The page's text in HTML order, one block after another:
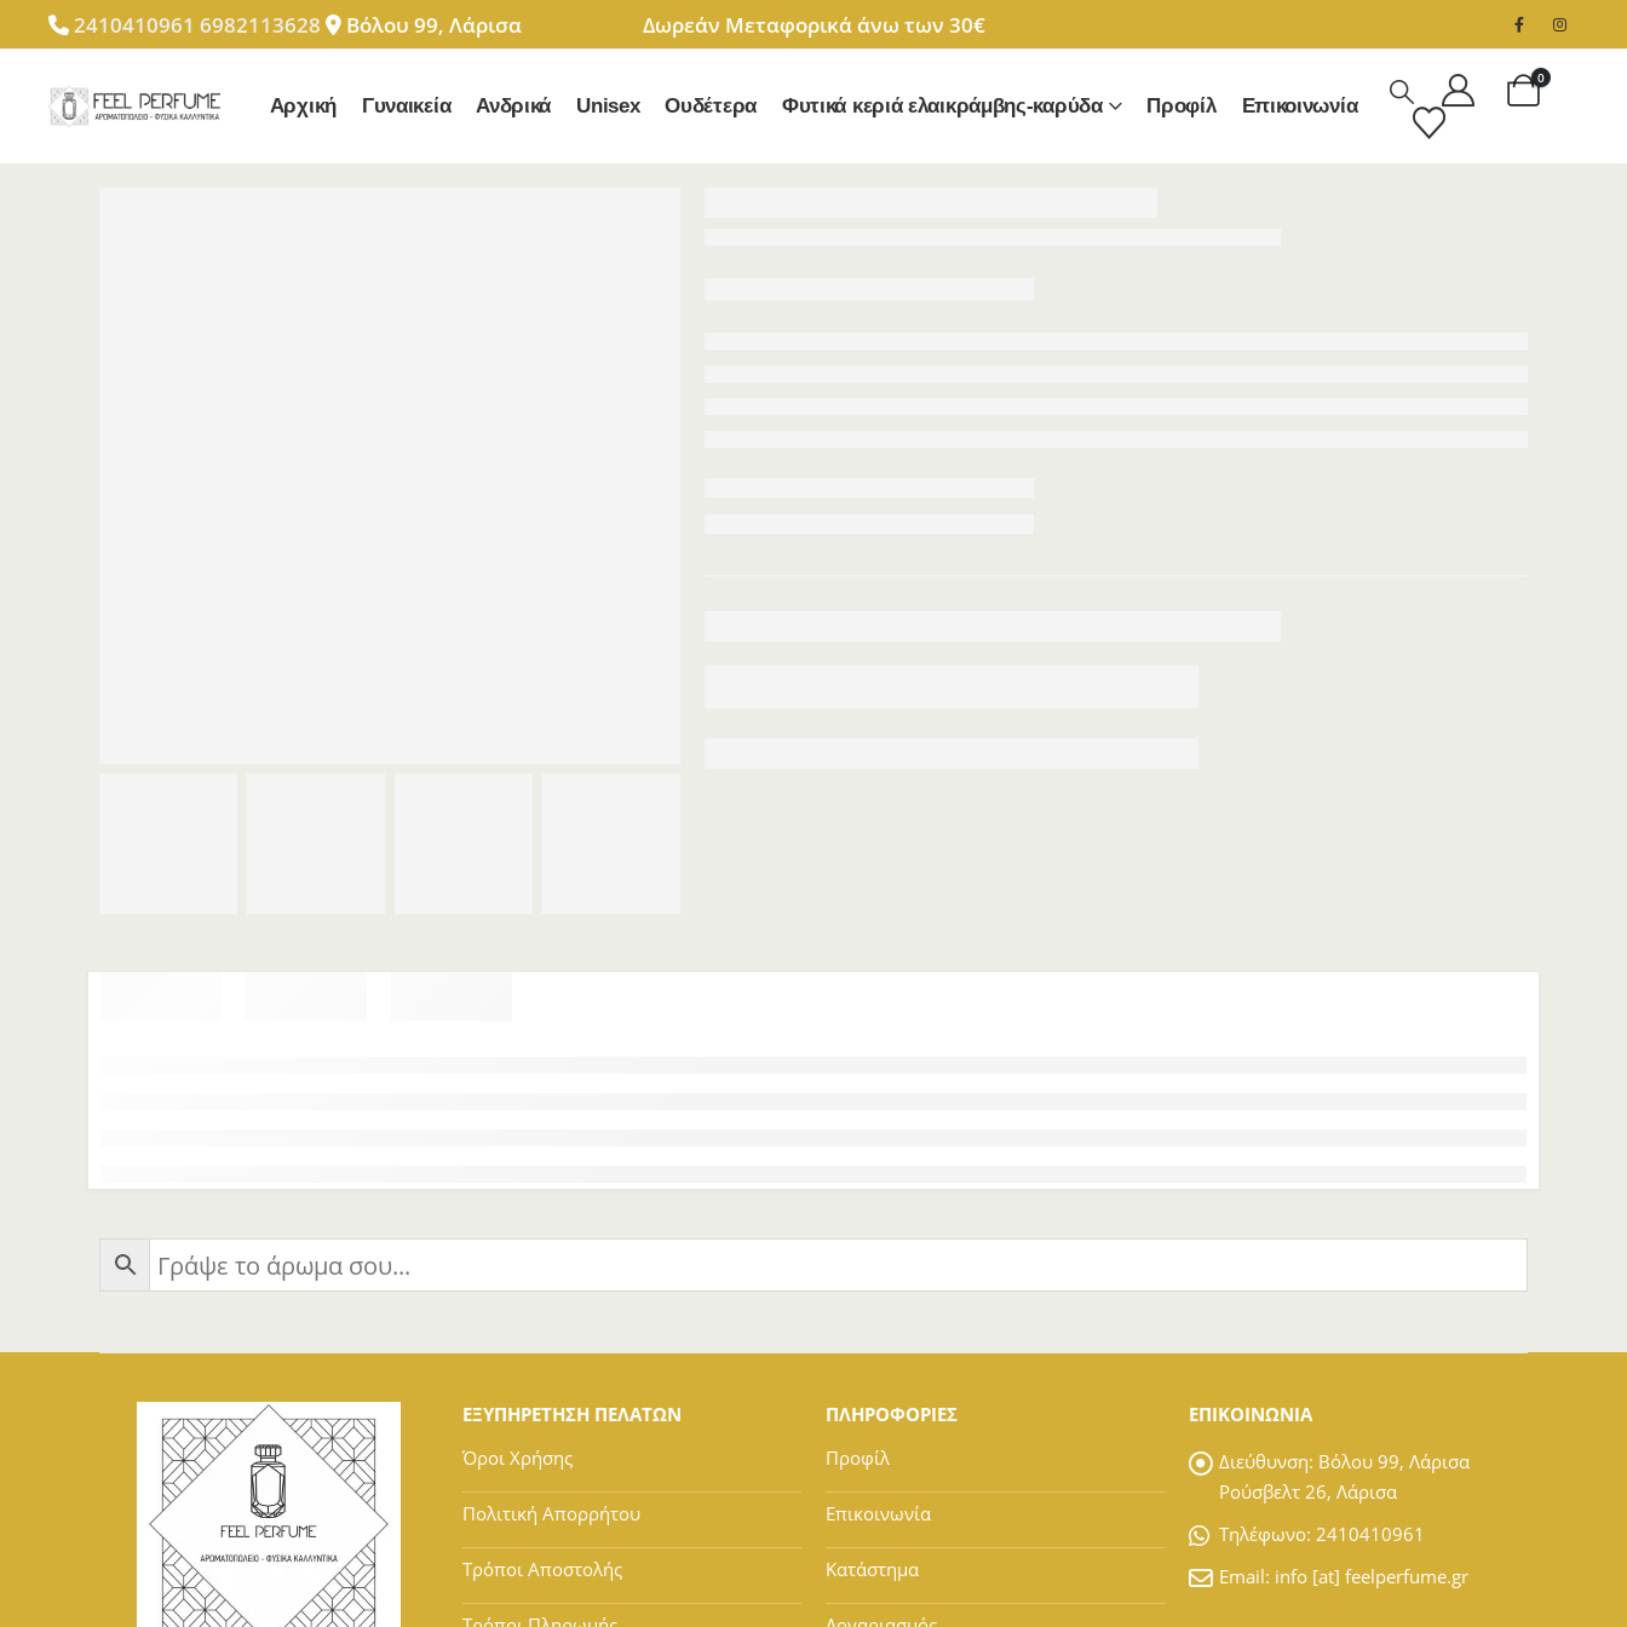
24104109616982113628 Βόλου 99, Λάρισα Δωρεάν Μεταφορικά άνω των 30€
Αρχική Γυναικεία Ανδρικά Unisex Ουδέτερα Φυτικά κεριά ελαικράμβης-καρύδα Προφίλ Επικοινωνία
0
ΕΞΥΠΗΡΕΤΗΣΗ ΠΕΛΑΤΩΝ
Όροι Χρήσης
Πολιτική Απορρήτου
Τρόποι Αποστολής
ΠΛΗΡΟΦΟΡΙΕΣ
Προφίλ
Επικοινωνία
Κατάστημα
ΕΠΙΚΟΙΝΩΝΙΑ
Διεύθυνση: Βόλου 99, Λάρισα
Ρούσβελτ 26, Λάρισα
Tηλέφωνο: 2410410961
Email: info [at] feelperfume.gr